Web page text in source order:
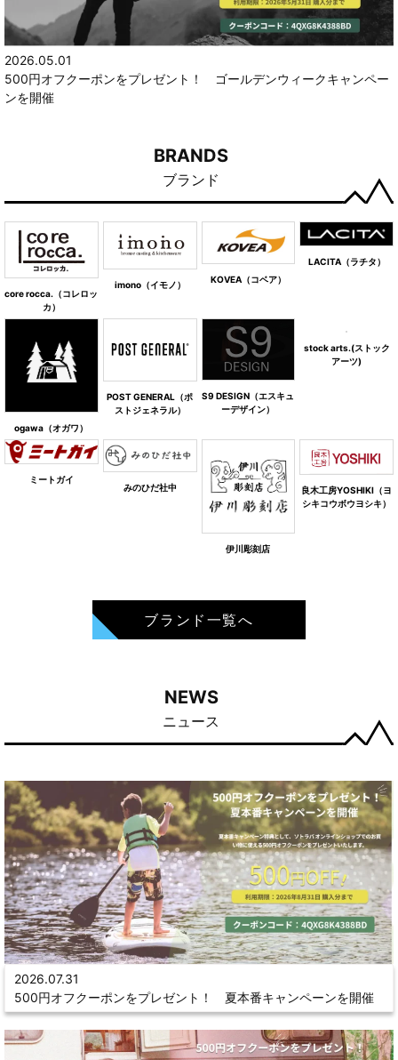
2026.05.01
500円オフクーポンをプレゼント！ ゴールデンウィークキャンペー
ンを開催
BRANDS
ブランド
core rocca.（コレロッ
カ）
imono（イモノ） KOVEA（コベア）
LACITA（ラチタ）
ogawa（オガワ）
POST GENERAL（ポ
ストジェネラル）
S9 DESIGN（エスキュ
ーデザイン）
stock arts.(ストック
アーツ)
ミートガイ
みのひだ社中
伊川彫刻店
良木工房YOSHIKI（ヨ
シキコウボウヨシキ）
ブランド一覧へ
NEWS
ニュース
2026.07.31
500円オフクーポンをプレゼント！ 夏本番キャンペーンを開催